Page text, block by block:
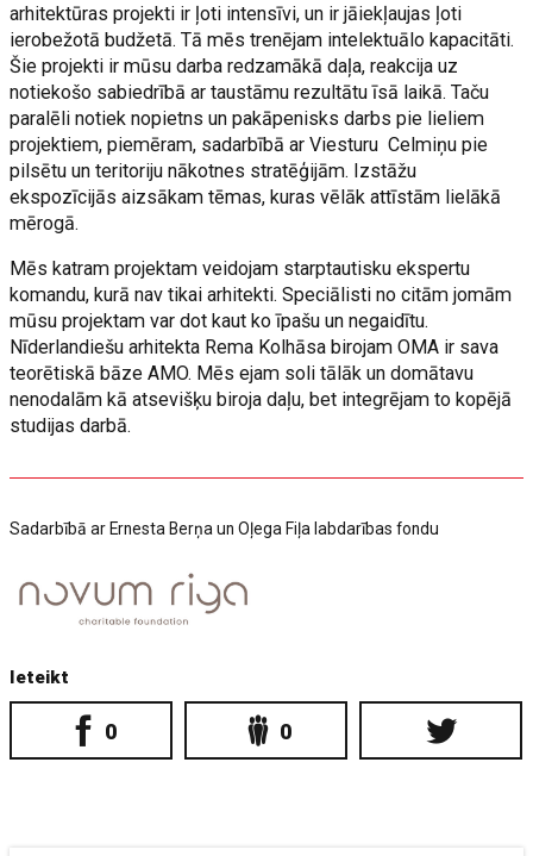
arhitektūras projekti ir ļoti intensīvi, un ir jāiekļaujas ļoti
ierobežotā budžetā. Tā mēs trenējam intelektuālo kapacitāti.
Šie projekti ir mūsu darba redzamākā daļa, reakcija uz
notiekošo sabiedrībā ar taustāmu rezultātu īsā laikā. Taču
paralēli notiek nopietns un pakāpenisks darbs pie lieliem
projektiem, piemēram, sadarbībā ar Viesturu Celmiņu pie
pilsētu un teritoriju nākotnes stratēģijām. Izstāžu
ekspozīcijās aizsākam tēmas, kuras vēlāk attīstām lielākā
mērogā.
Mēs katram projektam veidojam starptautisku ekspertu
komandu, kurā nav tikai arhitekti. Speciālisti no citām jomām
mūsu projektam var dot kaut ko īpašu un negaidītu.
Nīderlandiešu arhitekta Rema Kolhāsa birojam OMA ir sava
teorētiskā bāze AMO. Mēs ejam soli tālāk un domātavu
nenodalām kā atsevišķu biroja daļu, bet integrējam to kopējā
studijas darbā.
Sadarbībā ar Ernesta Berņa un Oļega Fiļa labdarības fondu
Ieteikt
0 0